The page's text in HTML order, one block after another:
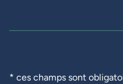
* ces champs sont